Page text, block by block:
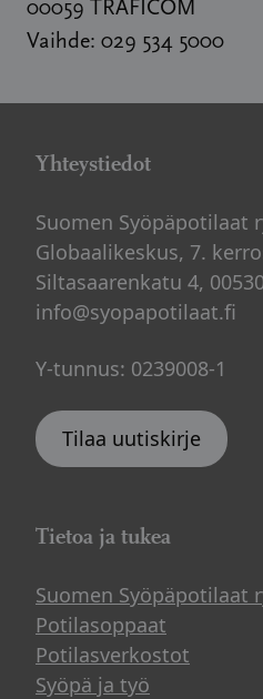
00059 TRAFICOM
Vaihde: 029 534 5000
Yhteystiedot
Suomen Syöpäpotilaat
Globaalikeskus, 7.
Siltasaarenkatu 4,
info@syopapotilaat.fi
Y-tunnus: 0239008-1
Tilaa uutiskirje
Tietoa ja tukea
Suomen Syöpäpotilaat
Potilasoppaat
Potilasverkostot
Syöpä ja työ